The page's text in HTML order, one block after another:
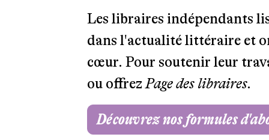
Les libraires indépendants
dans l'actualité littéraire et
cœur. Pour soutenir leur
ou offrezPage des libraires.
Découvrez nos formules